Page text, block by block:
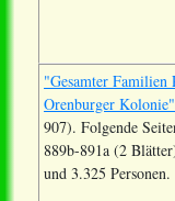
"Gesamter
Orenburger
907). Folgende
889b-891a (2
und 3.325 Personen.